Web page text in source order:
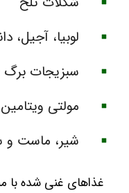
لوبیا، آجیل،
سبزیجات برگ
مولتی
شیر، ماست و
غذاهای غنی شده با